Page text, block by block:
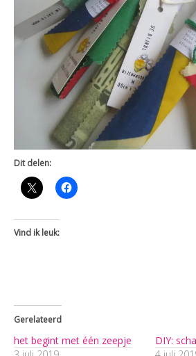
Dit delen:
Vind ik leuk:
Gerelateerd
het begint met één zeepje
DIY: